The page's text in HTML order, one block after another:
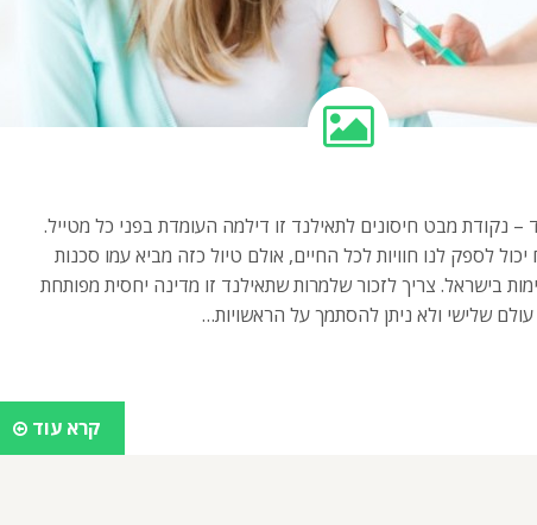
– נקודת מבט חיסונים לתאילנד זו דילמה העומדת בפני כל מטייל.
יכול לספק לנו חוויות לכל החיים, אולם טיול כזה מביא עמו סכנות
בישראל. צריך לזכור שלמרות שתאילנד זו מדינה יחסית מפותחת
עולם שלישי ולא ניתן להסתמך על הראשויות…
קרא עוד